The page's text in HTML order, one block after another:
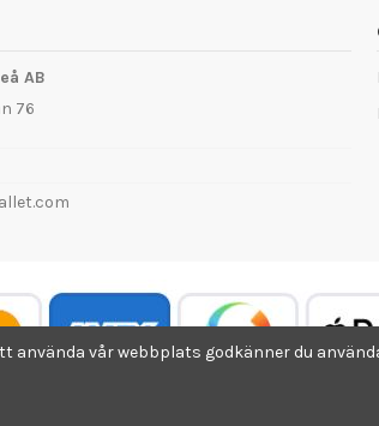
AB
76
vår webbplats godkänner du